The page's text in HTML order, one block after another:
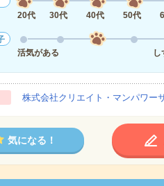
20代
30代 40代 50代
活気がある
し
株式会社クリエイト・マンパワー
気になる！